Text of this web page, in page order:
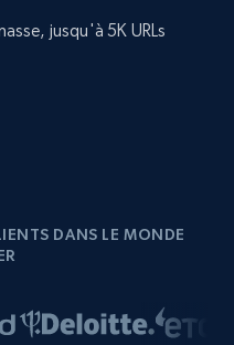
jusqu'à 5K URLs
DANS LE MONDE